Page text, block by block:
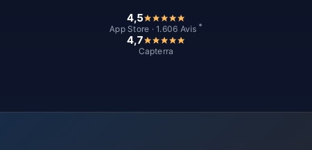
4,5
App Store · 1.606 Avis *
4,7
Capterra